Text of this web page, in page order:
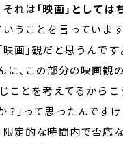
それは 「映画」として
いうことを言っていま
画」観だと思うんです
に、この部分の映画
じことを考えてるから
」って思ったんですけ
限定的な時間内で否応